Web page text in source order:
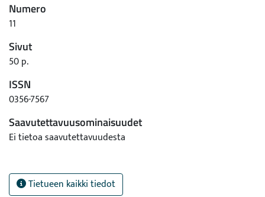
Numero
11
Sivut
50 p.
ISSN
0356-7567
Saavutettavuusominaisuudet
Ei tietoa saavutettavuudesta
Tietueen kaikki tiedot